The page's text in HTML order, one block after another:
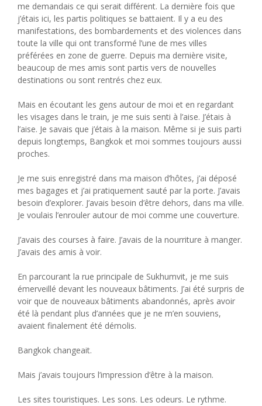
me demandais ce qui serait différent. La dernière fois que
j’étais ici, les partis politiques se battaient. Il y a eu des
manifestations, des bombardements et des violences dans
toute la ville qui ont transformé l’une de mes villes
préférées en zone de guerre. Depuis ma dernière visite,
beaucoup de mes amis sont partis vers de nouvelles
destinations ou sont rentrés chez eux.
Mais en écoutant les gens autour de moi et en regardant
les visages dans le train, je me suis senti à l’aise. J’étais à
l’aise. Je savais que j’étais à la maison. Même si je suis parti
depuis longtemps, Bangkok et moi sommes toujours aussi
proches.
Je me suis enregistré dans ma maison d’hôtes, j’ai déposé
mes bagages et j’ai pratiquement sauté par la porte. J’avais
besoin d’explorer. J’avais besoin d’être dehors, dans ma ville.
Je voulais l’enrouler autour de moi comme une couverture.
J’avais des courses à faire. J’avais de la nourriture à manger.
J’avais des amis à voir.
En parcourant la rue principale de Sukhumvit, je me suis
émerveillé devant les nouveaux bâtiments. J’ai été surpris de
voir que de nouveaux bâtiments abandonnés, après avoir
été là pendant plus d’années que je ne m’en souviens,
avaient finalement été démolis.
Bangkok changeait.
Mais j’avais toujours l’impression d’être à la maison.
Les sites touristiques. Les sons. Les odeurs. Le rythme.